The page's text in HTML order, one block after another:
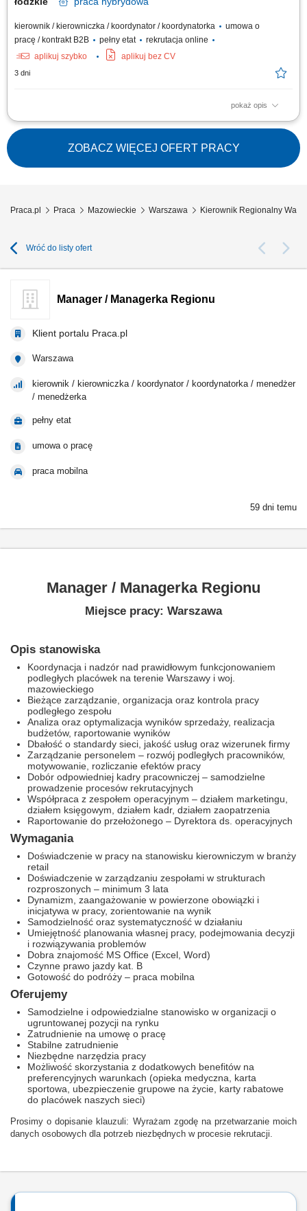
kierownik / kierowniczka / koordynator / koordynatorka
umowa o
pracę / kontrakt B2B
pełny etat
rekrutacja online
aplikuj szybko
aplikuj bez CV
3 dni
pokaż opis
Twój zakres obowiązków Aktywne pozyskiwanie nowych klientów
biznesowych (zakłady produkcyjne, branża spożywcza, HoReCa) na
powierzonym terenie (woj. łódzkie, wielkopolskie, mazowieckie).
Utrzymywanie i rozwój długofalowych relacji handlowych z obecnymi
partnerami firmy. Kompleksowe...
ZOBACZ WIĘCEJ OFERT PRACY
Praca.pl Praca Mazowieckie Warszawa Kierownik Regionalny
Wróć do listy ofert
Manager / Managerka Regionu
Klient portalu Praca.pl
Warszawa
kierownik / kierowniczka / koordynator / koordynatorka / menedżer
/ menedżerka
pełny etat
umowa o pracę
praca mobilna
59 dni temu
Manager / Managerka Regionu
Miejsce pracy: Warszawa
Opis stanowiska
Koordynacja i nadzór nad prawidłowym funkcjonowaniem
podległych placówek na terenie Warszawy i woj.
mazowieckiego
Bieżące zarządzanie, organizacja oraz kontrola pracy
podległego zespołu
Analiza oraz optymalizacja wyników sprzedaży, realizacja
budżetów, raportowanie wyników
Dbałość o standardy sieci, jakość usług oraz wizerunek firmy
Zarządzanie personelem – rozwój podległych pracowników,
motywowanie, rozliczanie efektów pracy
Dobór odpowiedniej kadry pracowniczej – samodzielne
prowadzenie procesów rekrutacyjnych
Współpraca z zespołem operacyjnym – działem marketingu,
działem księgowym, działem kadr, działem zaopatrzenia
Raportowanie do przełożonego – Dyrektora ds. operacyjnych
Wymagania
Doświadczenie w pracy na stanowisku kierowniczym w branży
retail
Doświadczenie w zarządzaniu zespołami w strukturach
rozproszonych – minimum 3 lata
Dynamizm, zaangażowanie w powierzone obowiązki i
inicjatywa w pracy, zorientowanie na wynik
Samodzielność oraz systematyczność w działaniu
Umiejętność planowania własnej pracy, podejmowania decyzji
i rozwiązywania problemów
Dobra znajomość MS Office (Excel, Word)
Czynne prawo jazdy kat. B
Gotowość do podróży – praca mobilna
Oferujemy
Samodzielne i odpowiedzialne stanowisko w organizacji o
ugruntowanej pozycji na rynku
Zatrudnienie na umowę o pracę
Stabilne zatrudnienie
Niezbędne narzędzia pracy
Możliwość skorzystania z dodatkowych benefitów na
preferencyjnych warunkach (opieka medyczna, karta
sportowa, ubezpieczenie grupowe na życie, karty rabatowe
do placówek naszych sieci)
Prosimy o dopisanie klauzuli: Wyrażam zgodę na przetwarzanie moich
danych osobowych dla potrzeb niezbędnych w procesie rekrutacji.